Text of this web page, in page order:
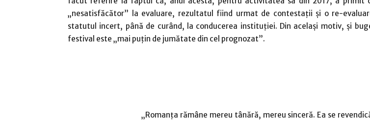
„nesatisfăcător” la evaluare, rezultatul fiind urmat de contestaţii şi o re-
statutul incert, până de curând, la conducerea instituţiei. Din acelaşi motiv, şi
festival este „mai puţin de jumătate din cel prognozat”.
„Romanţa rămâne mereu tânără, mereu sinceră. Ea se